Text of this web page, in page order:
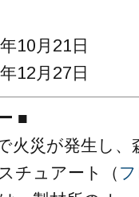
10月21日
12月27日
■
火災が発生し、
チュアート（